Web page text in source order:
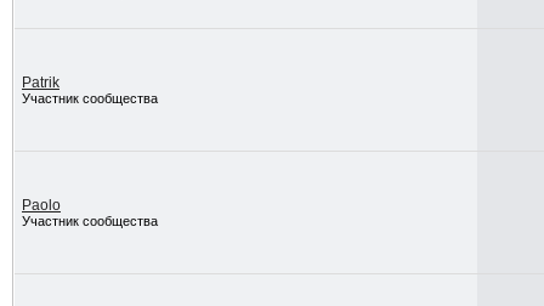
Patrik
Участник сообщества
Paolo
Участник сообщества